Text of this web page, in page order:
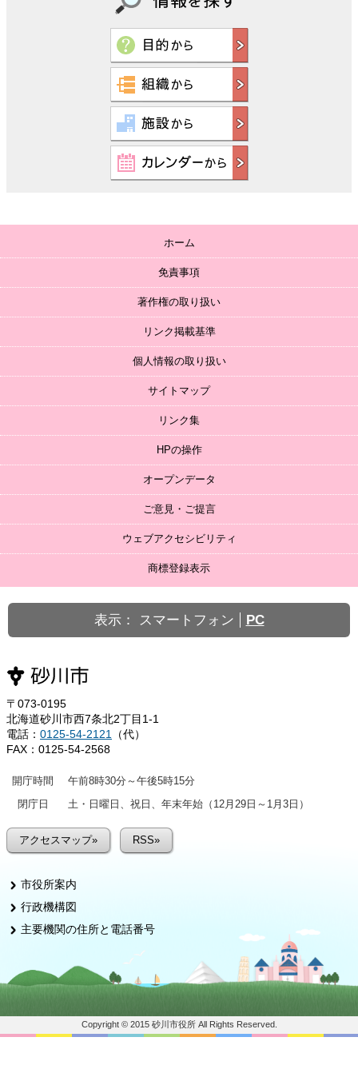
ホーム
免責事項
著作権の取り扱い
リンク掲載基準
個人情報の取り扱い
サイトマップ
リンク集
HPの操作
オープンデータ
ご意見・ご提言
ウェブアクセシビリティ
商標登録表示
表示： スマートフォン PC
〒073-0195
北海道砂川市西7条北2丁目1-1
電話： 0125-54-2121
（代）
FAX：0125-54-2568
開庁時間
午前8時30分～午後5時15分
閉庁日
土・日曜日、祝日、年末年始（12月29日～1月3日）
アクセスマップ» RSS»
市役所案内
行政機構図
主要機関の住所と電話番号
Copyright © 2015 砂川市役所 All Rights Reserved.